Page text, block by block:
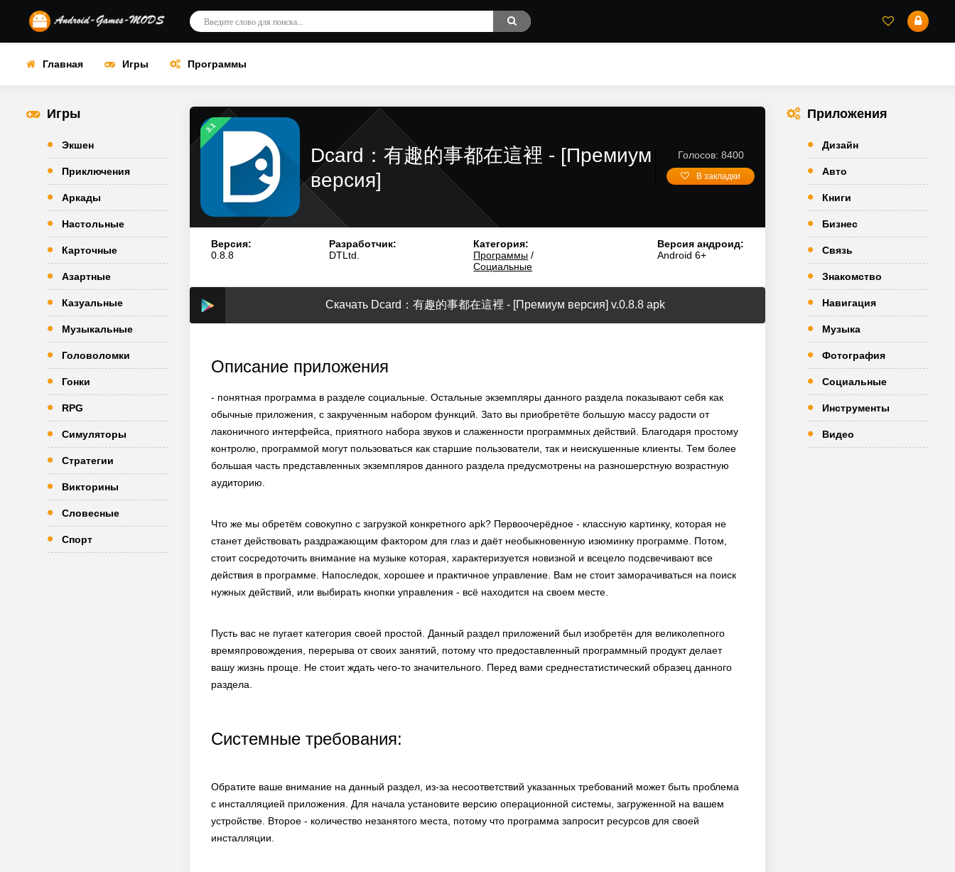
Главная Игры Программы
Игры
Экшен
Приключения
Аркады
Настольные
Карточные
Азартные
Казуальные
Музыкальные
Головоломки
Гонки
RPG
Симуляторы
Стратегии
Викторины
Словесные
Спорт
3.1
Dcard：有趣的事都在這裡 - [Премиум
версия]
Голосов: 8400
В закладки
Версия:
0.8.8
Разработчик:
DTLtd.
Категория:
Программы /
Социальные
Версия андроид:
Android 6+
Скачать Dcard：有趣的事都在這裡 - [Премиум версия] v.0.8.8 apk
Описание приложения
- понятная программа в разделе социальные. Остальные экземпляры данного раздела показывают себя как
обычные приложения, с закрученным набором функций. Зато вы приобретёте большую массу радости от
лаконичного интерфейса, приятного набора звуков и слаженности программных действий. Благодаря простому
контролю, программой могут пользоваться как старшие пользователи, так и неискушенные клиенты. Тем более
большая часть представленных экземпляров данного раздела предусмотрены на разношерстную возрастную
аудиторию.
Что же мы обретём совокупно с загрузкой конкретного apk? Первоочерёдное - классную картинку, которая не
станет действовать раздражающим фактором для глаз и даёт необыкновенную изюминку программе. Потом,
стоит сосредоточить внимание на музыке которая, характеризуется новизной и всецело подсвечивают все
действия в программе. Напоследок, хорошее и практичное управление. Вам не стоит заморачиваться на поиск
нужных действий, или выбирать кнопки управления - всё находится на своем месте.
Пусть вас не пугает категория своей простой. Данный раздел приложений был изобретён для великолепного
времяпровождения, перерыва от своих занятий, потому что предоставленный программный продукт делает
вашу жизнь проще. Не стоит ждать чего-то значительного. Перед вами среднестатистический образец данного
раздела.
Системные требования:
Обратите ваше внимание на данный раздел, из-за несоответствий указанных требований может быть проблема
с инсталляцией приложения. Для начала установите версию операционной системы, загруженной на вашем
устройстве. Второе - количество незанятого места, потому что программа запросит ресурсов для своей
инсталляции.
Приложения
Дизайн
Авто
Книги
Бизнес
Связь
Знакомство
Навигация
Музыка
Фотография
Социальные
Инструменты
Видео